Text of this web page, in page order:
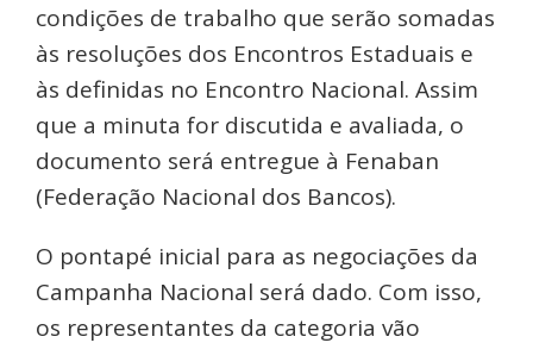
condições de trabalho que serão somadas
às resoluções dos Encontros Estaduais e
às definidas no Encontro Nacional. Assim
que a minuta for discutida e avaliada, o
documento será entregue à Fenaban
(Federação Nacional dos Bancos).
O pontapé inicial para as negociações da
Campanha Nacional será dado. Com isso,
os representantes da categoria vão